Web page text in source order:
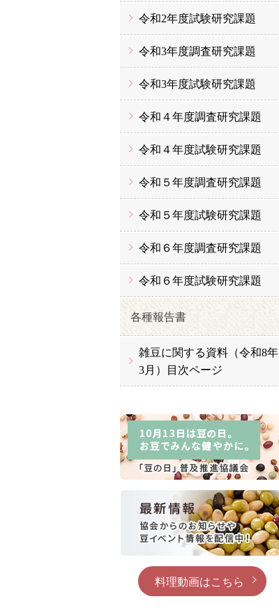
令和2年度試験研究課題
令和3年度調査研究課題
令和3年度試験研究課題
令和４年度調査研究課題
令和４年度試験研究課題
令和５年度調査研究課題
令和５年度試験研究課題
令和６年度調査研究課題
令和６年度試験研究課題
各種報告書
雑豆に関する資料（令和8年
3月）目次ページ
料理動画はこちら